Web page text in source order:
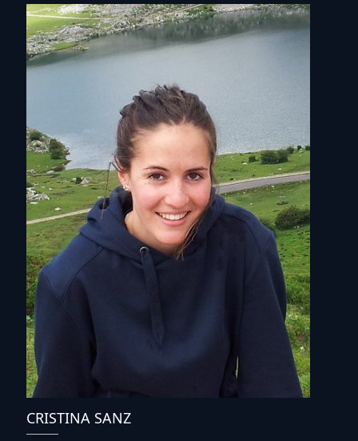
CRISTINA SANZ